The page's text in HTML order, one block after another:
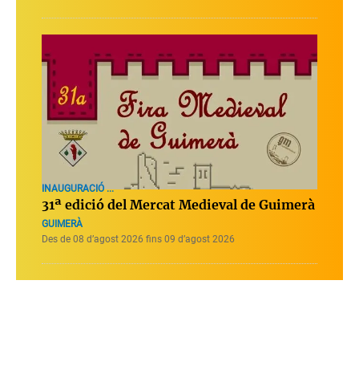
INAUGURACIÓ ...
31ª edició del Mercat Medieval de Guimerà
GUIMERÀ
Des de 08 d’agost 2026 fins 09 d’agost 2026